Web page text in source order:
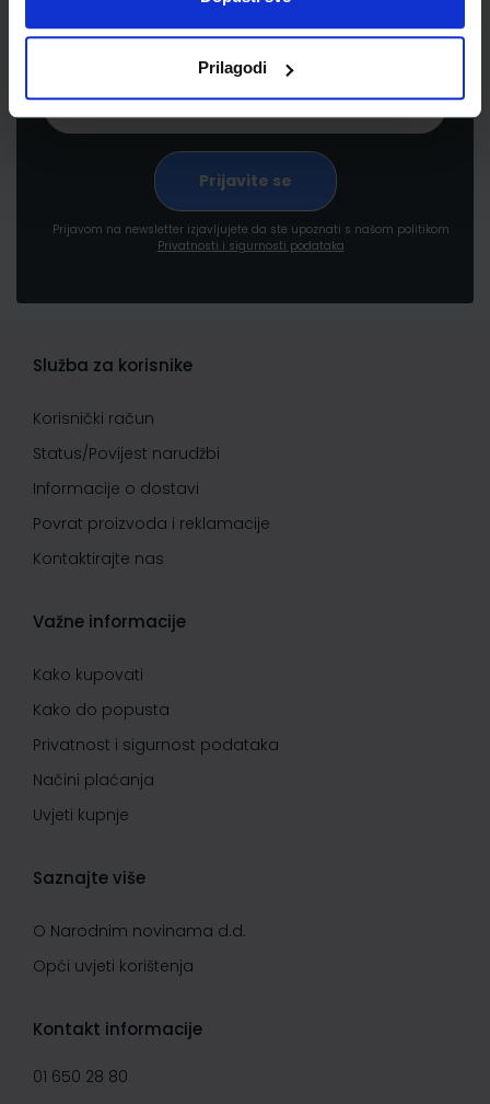
Prilagodi
pogodnostima
Prijavom na newsletter izjavljujete da ste upoznati s našom politikom
Privatnosti i sigurnosti podataka
Služba za korisnike
Korisnički račun
Status/Povijest narudžbi
Informacije o dostavi
Povrat proizvoda i reklamacije
Kontaktirajte nas
Važne informacije
Kako kupovati
Kako do popusta
Privatnost i sigurnost podataka
Načini plaćanja
Uvjeti kupnje
Saznajte više
O Narodnim novinama d.d.
Opći uvjeti korištenja
Kontakt informacije
01 650 28 80